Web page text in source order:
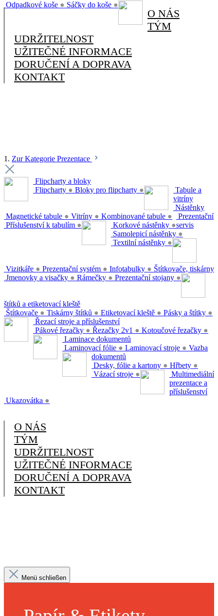
Odpadkové koše ● Sáčky do koše ●
O NÁS
TÝM
UDRŽITELNOST
UŽITEČNÉ INFORMACE
DORUČENÍ A DOPRAVA
KONTAKT
1. Zur Kategorie Prezentace
Flipcharty a bloky
Flipcharty ● Bloky pro flipcharty ●
Tabule a
vitríny
Magnetické tabule ● Vitríny ● Kombinované tabule ●
Příslušenství k tabulím ●
Nástěnky
Korkové nástěnky ●
Samolepicí nástěnky ●
Textilní nástěnky ●
Prezentační
servis
Vizitkáře ● Prezentační systém ● Infotabulky ●
Jmenovky a visačky ● Rámečky ● Prezentační stojany ●
Štítkovače, tiskárny
štítků a etiketovací kleště
Štítkovače ● Tiskárny štítků ● Etiketovací kleště ● Pásky a štítky ●
Řezací stroje a příslušenství
Pákové řezačky ● Řezačky 2v1 ● Kotoučové řezačky ●
Laminace dokumentů
Laminovací fólie ● Laminovací stroje ● Vazba
dokumentů
Desky, fólie a kartony ● Hřbety ●
Vázací stroje ●
Multimediální
prezentace a
příslušenství
Ukazovátka ●
O NÁS
TÝM
UDRŽITELNOST
UŽITEČNÉ INFORMACE
DORUČENÍ A DOPRAVA
KONTAKT
Menü schließen